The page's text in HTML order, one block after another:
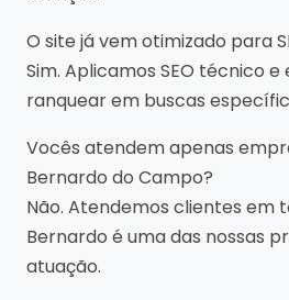
O site já vem otimizado para
Sim. Aplicamos SEO técnico
ranquear em buscas
Vocês atendem apenas
Bernardo do Campo?
Não. Atendemos clientes em
Bernardo é uma das nossas
atuação.